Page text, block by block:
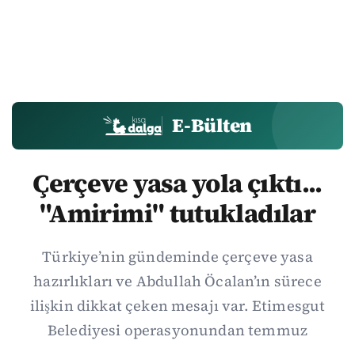
E-Bülten
Çerçeve yasa yola çıktı...
"Amirimi" tutukladılar
Türkiye’nin gündeminde çerçeve yasa
hazırlıkları ve Abdullah Öcalan’ın sürece
ilişkin dikkat çeken mesajı var. Etimesgut
Belediyesi operasyonundan temmuz